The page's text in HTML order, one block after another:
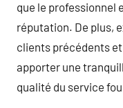
que le professionnel
réputation. De plus,
clients précédents
apporter une
qualité du service